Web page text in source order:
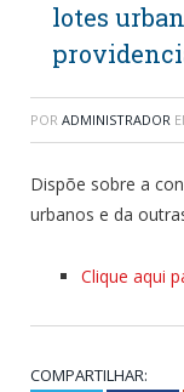
lotes
POR ADMINISTRADOR
Dispõe sobre a
urbanos e da
Clique aqui
COMPARTILHAR: